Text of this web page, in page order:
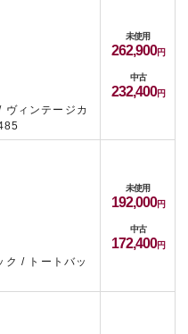
ィンテージカ
未使用
262,900
中古
232,400
ク / トートバッ
未使用
192,000
中古
172,400